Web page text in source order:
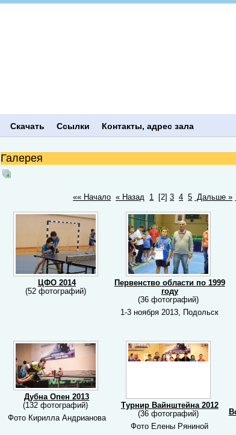
Скачать Ссылки Контакты, адрес зала
Галерея
«« Начало « Назад 1 [2] 3 4 5 Дальше »
ЦФО 2014
(52 фотографий)
Первенство области по 1999
году
(36 фотографий)
1-3 ноября 2013, Подольск
Дубна Опен 2013
(132 фотографий)
Фото Кирилла Андрианова
Турнир Вайнштейна 2012
(36 фотографий)
Фото Елены Ряниной